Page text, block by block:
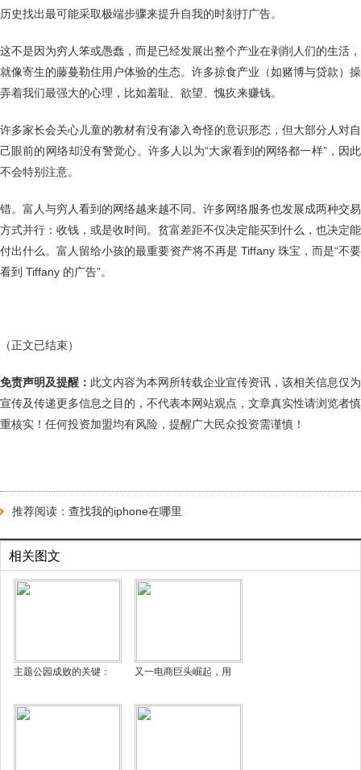
历史找出最可能采取极端步骤来提升自我的时刻打广告。
这不是因为穷人笨或愚蠢，而是已经发展出整个产业在剥削人们的生活，
就像寄生的藤蔓勒住用户体验的生态。许多掠食产业（如赌博与贷款）操
弄着我们最强大的心理，比如羞耻、欲望、愧疚来赚钱。
许多家长会关心儿童的教材有没有渗入奇怪的意识形态，但大部分人对自
己眼前的网络却没有警觉心。许多人以为“大家看到的网络都一样”，因此
不会特别注意。
错。富人与穷人看到的网络越来越不同。许多网络服务也发展成两种交易
方式并行：收钱，或是收时间。贫富差距不仅决定能买到什么，也决定能
付出什么。富人留给小孩的最重要资产将不再是 Tiffany 珠宝，而是“不要
看到 Tiffany 的广告”。
（正文已结束）
免责声明及提醒： 此文内容为本网所转载企业宣传资讯，该相关信息仅为
宣传及传递更多信息之目的，不代表本网站观点，文章真实性请浏览者慎
重核实！任何投资加盟均有风险，提醒广大民众投资需谨慎！
推荐阅读： 查找我的iphone在哪里
相关图文
主题公园成败的关键： 又一电商巨头崛起，用